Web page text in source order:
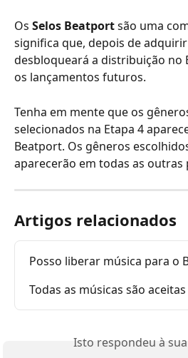
Os Selos Beatport são uma
significa que, depois de
desbloqueará a distribuição no
os lançamentos futuros.
Tenha em mente que os
selecionados na Etapa 4
Beatport. Os gêneros
aparecerão em todas as outras
Artigos relacionados
Posso liberar música para o
Todas as músicas são
Isto respondeu à